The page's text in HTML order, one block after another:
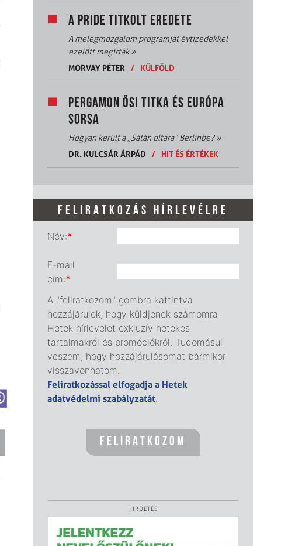
A PRIDE TITKOLT EREDETE
A melegmozgalom programját évtizedekkel
ezelőtt megírták»
MORVAY PÉTER
/ KÜLFÖLD
PERGAMON ŐSI TITKA ÉS EURÓPA
SORSA
Hogyan került a „Sátán oltára” Berlinbe?»
DR. KULCSÁR ÁRPÁD
/ HIT ÉS ÉRTÉKEK
FELIRATKOZÁS HÍRLEVÉLRE
Név:*
E-mail
cím:*
A "feliratkozom" gombra kattintva
hozzájárulok, hogy küldjenek számomra
Hetek hírlevelet exkluzív hetekes
tartalmakról és promóciókról. Tudomásul
veszem, hogy hozzájárulásomat bármikor
visszavonhatom.
Feliratkozással elfogadja a Hetek
adatvédelmi szabályzatát.
HIRDETÉS